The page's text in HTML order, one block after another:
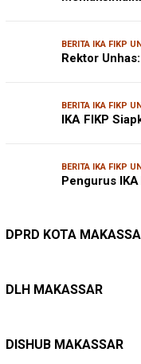
BERITA IKA FIKP
Rektor
BERITA IKA FIKP
IKA FIKP
BERITA IKA FIKP
Pengurus
DPRD KOTA
Kepuasan Publik
DLH MAKASSAR
Belanja Pemerintah
DISHUB MAKASSAR
Pete-pete Laut